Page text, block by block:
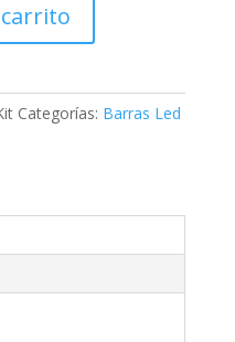
Categorías: Barras Led